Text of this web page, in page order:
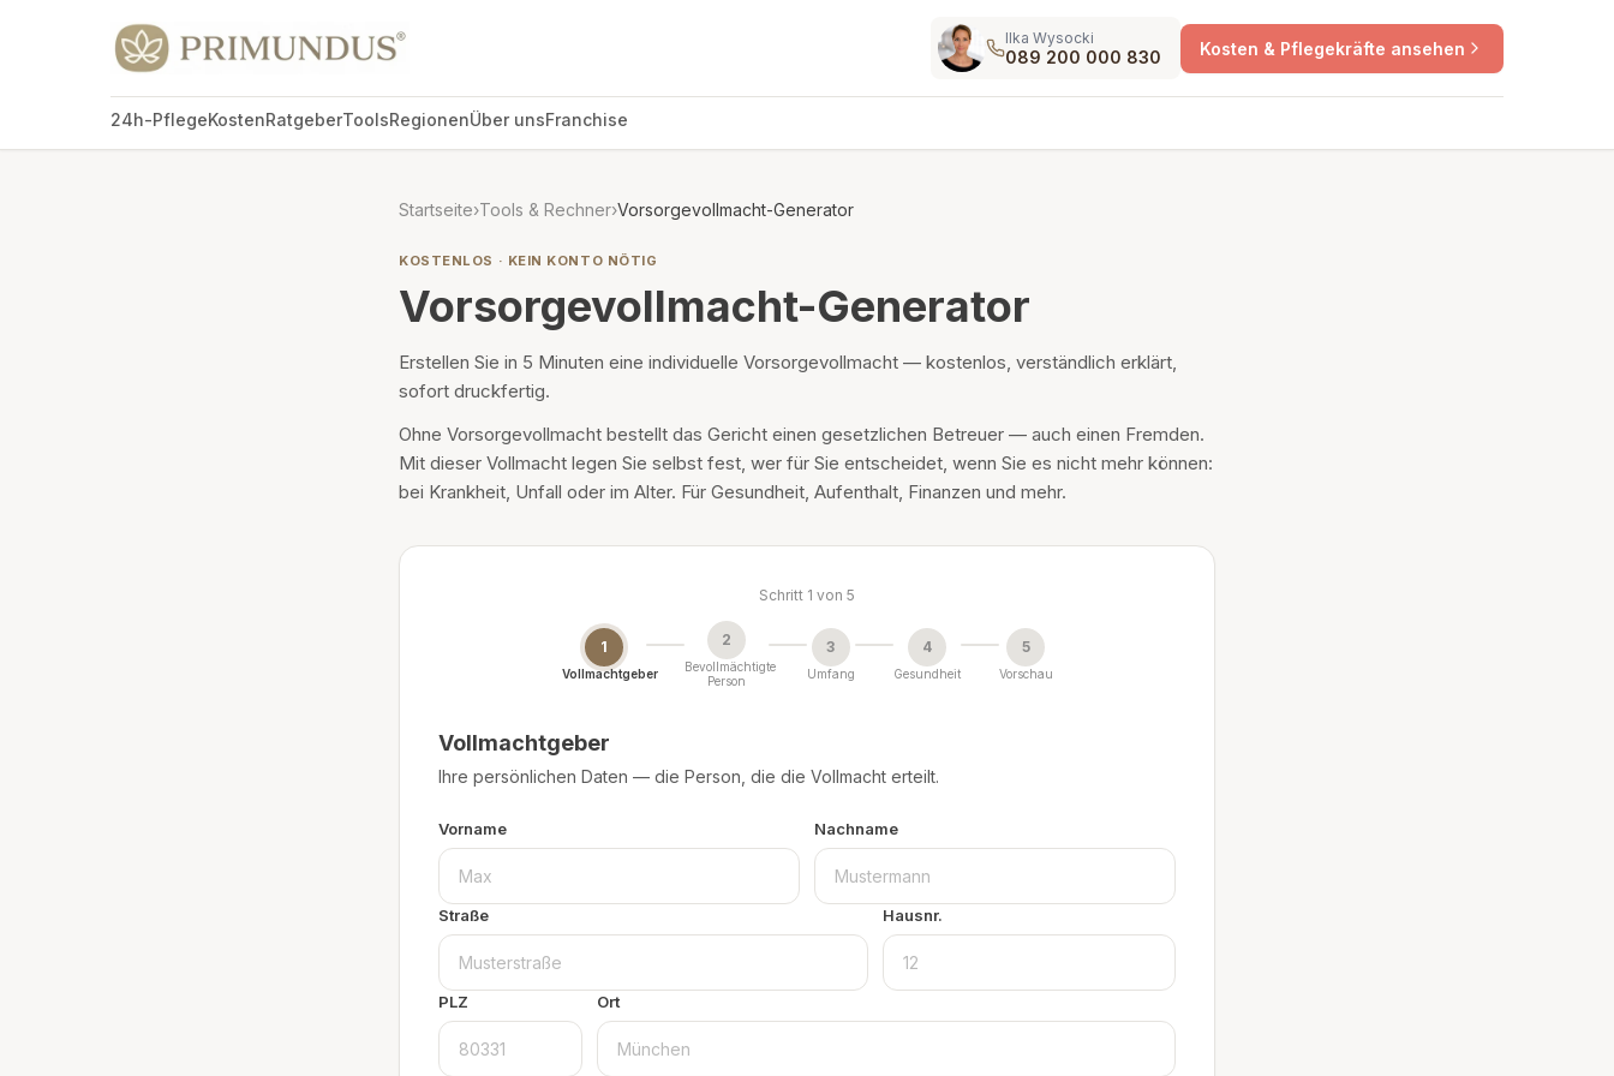
Ilka Wysocki
089 200 000 830 Kosten & Pflegekräfte ansehen
24h-PflegeKostenRatgeberToolsRegionenÜber unsFranchise
Startseite›Tools & Rechner›Vorsorgevollmacht-Generator
KOSTENLOS · KEIN KONTO NÖTIG
Vorsorgevollmacht-Generator
Erstellen Sie in 5 Minuten eine individuelle Vorsorgevollmacht — kostenlos, verständlich erklärt,
sofort druckfertig.
Ohne Vorsorgevollmacht bestellt das Gericht einen gesetzlichen Betreuer — auch einen Fremden.
Mit dieser Vollmacht legen Sie selbst fest, wer für Sie entscheidet, wenn Sie es nicht mehr können:
bei Krankheit, Unfall oder im Alter. Für Gesundheit, Aufenthalt, Finanzen und mehr.
Schritt 1 von 5
1
Vollmachtgeber
2
Bevollmächtigte
Person
3
Umfang
4
Gesundheit
5
Vorschau
Vollmachtgeber
Ihre persönlichen Daten — die Person, die die Vollmacht erteilt.
Vorname Nachname
Straße Hausnr.
PLZ Ort